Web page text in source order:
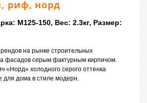
риф, норд
M125-150, Вес: 2.3кг, Размер:
на рынке строительных
фасадов серым фактурным кирпичом.
«Норд» холодного серого оттенка
для дома в стиле модерн.